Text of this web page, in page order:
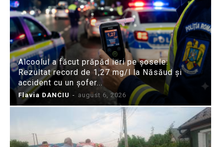
Alcoolul a făcut prăpăd ieri pe șosele:
Rezultat record de 1,27 mg/l la Năsăud și
accident cu un șofer...
Flavia DANCIU - august 6, 2026